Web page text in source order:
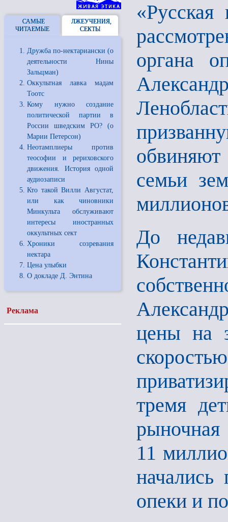
САМЫЕ
ЧИТАЕМЫЕ
ЛЖЕУЧЕНИЯ,
СЕКТЫ
Дружба по-нектариански (о
деятельности Нины
Зальцман)
Оккультная лавка мадам
Тоотс
Кому нужно создание
политической партии в
России шведским РО? (о
Марии Петерсон)
Неотамплиеры против
теософии и рериховского
движения. История одной
аудиозаписи
Кто такой Вилли Августат,
или как чиновники
Минкульта обслуживают
интересы иностранных
оккультных сект
Хроники созревания
нектара
Цена улыбки
О докладе Д. Энтина
Реклама
«Русская
органа
обвиняют
семьи
До
цены на
тремя
11
опеки и